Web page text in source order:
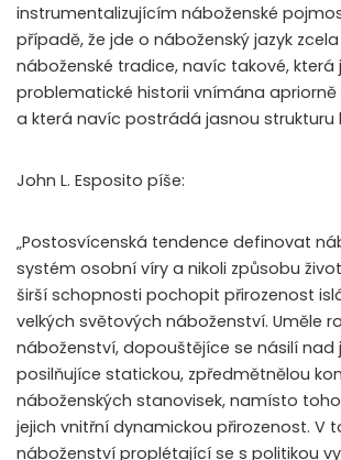
instrumentalizujícím náboženské
případě, že jde o náboženský jazyk
náboženské tradice, navíc takové, která
problematické historii vnímána
a která navíc postrádá jasnou strukturu
John L. Esposito píše:
„Postosvícenská tendence definovat
systém osobní víry a nikoli způsobu
širší schopnosti pochopit přirozenost
velkých světových náboženství. Uměle
náboženství, dopouštějíce se násilí
posilňujíce statickou, zpředmětnělou
náboženských stanovisek, namísto
jejich vnitřní dynamickou přirozenost. V
náboženství proplétající se s politikou